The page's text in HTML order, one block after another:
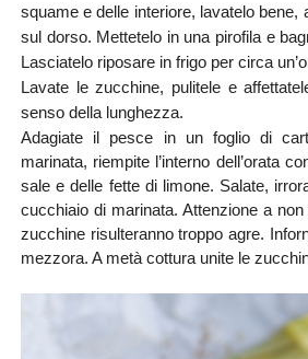
squame e delle interiore, lavatelo bene,
sul dorso. Mettetelo in una pirofila e
Lasciatelo riposare in frigo per circa
Lavate le zucchine, pulitele e
senso della lunghezza.
Adagiate il pesce in un foglio di
marinata, riempite l’interno dell’orata
sale e delle fette di limone. Salate,
cucchiaio di marinata. Attenzione a
zucchine risulteranno troppo agre.
mezzora. A metà cottura unite le